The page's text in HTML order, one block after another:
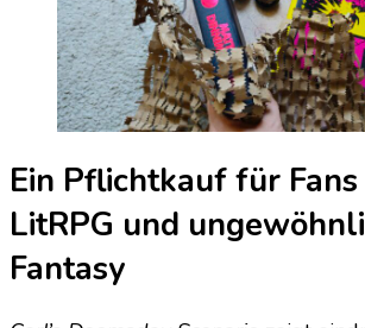
Ein Pflichtkauf für Fans
LitRPG und
Fantasy